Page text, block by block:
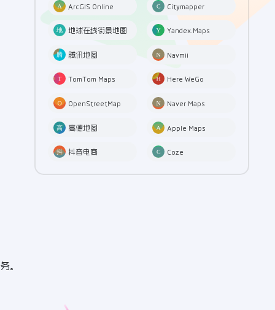
ArcGIS Online Citymapper
地球在线街景地图 Yandex.Maps
腾讯地图 Navmii
TomTom Maps Here WeGo
OpenStreetMap Naver Maps
高德地图 Apple Maps
抖音电商 Coze
。